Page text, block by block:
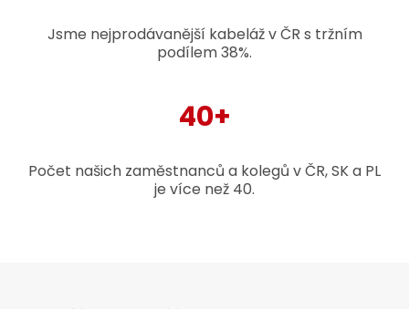
Jsme nejprodávanější kabeláž v ČR s tržním
podílem 38%.
40+
Počet našich zaměstnanců a kolegů v ČR, SK a PL
je více než 40.